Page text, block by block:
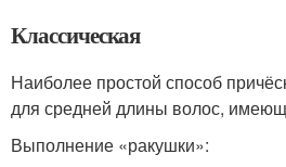
Классическая
Наиболее простой способ
для средней длины волос,
Выполнение «ракушки»: